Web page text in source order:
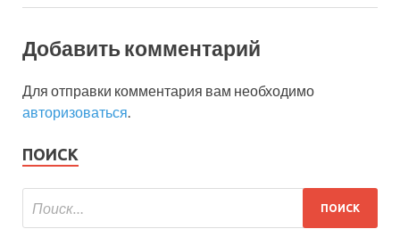
Добавить комментарий
Для отправки комментария вам необходимо
авторизоваться.
ПОИСК